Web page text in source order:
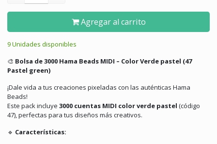
Agregar al carrito
9 Unidades disponibles
🎨 Bolsa de 3000 Hama Beads MIDI – Color Verde pastel (47
Pastel green)
¡Dale vida a tus creaciones pixeladas con las auténticas Hama
Beads!
Este pack incluye 3000 cuentas MIDI color verde pastel (código
47), perfectas para tus diseños más creativos.
🔹 Características: